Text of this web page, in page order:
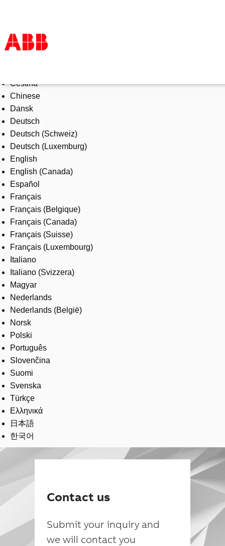
Products & Solutions
Industries
Services
About us
Where to buy
Contact us
Careers
Čeština
Chinese
Dansk
Deutsch
Deutsch (Schweiz)
Deutsch (Luxemburg)
English
English (Canada)
Español
Français
Français (Belgique)
Français (Canada)
Français (Suisse)
Français (Luxembourg)
Italiano
Italiano (Svizzera)
Magyar
Nederlands
Nederlands (België)
Norsk
Polski
Português
Slovenčina
Suomi
Svenska
Türkçe
Ελληνικά
日本語
한국어
Contact us
Submit your inquiry and
we will contact you